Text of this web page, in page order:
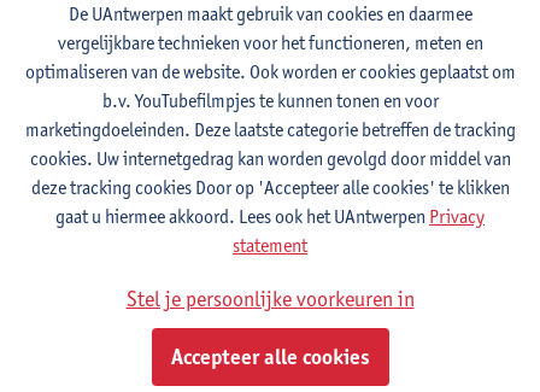
Lesgever(s):
Maarten Weyn
Rafael Berkvens
Rreze Halili
6-Digital Signal Processing
2E SEM
3studiepunten
Lesgever(s):
Walter Daems
Specifiek deel A - PBa Toegepaste Informatica
1-Basis digitale elektronica 1
studiepunten
Koen Lostrie
De UAntwerpen maakt gebruik van cookies en daarmee
vergelijkbare technieken voor het functioneren, meten en
optimaliseren van de website. Ook worden er cookies geplaatst om
b.v. YouTubefilmpjes te kunnen tonen en voor
marketingdoeleinden. Deze laatste categorie betreffen de tracking
cookies. Uw internetgedrag kan worden gevolgd door middel van
deze tracking cookies Door op 'Accepteer alle cookies' te klikken
gaat u hiermee akkoord. Lees ook het UAntwerpen Privacy
statement
Stel je persoonlijke voorkeuren in
Accepteer alle cookies